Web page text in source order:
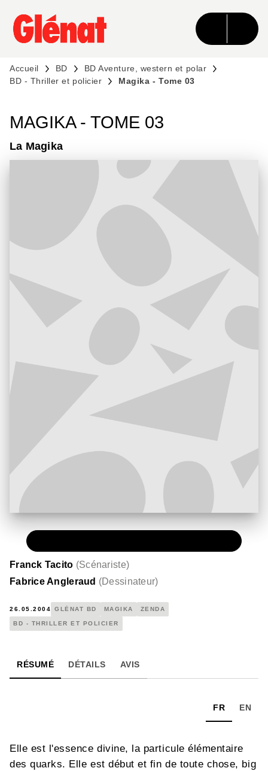
MENU RECHERCHE CONTENU
PIED DE PAGE
Accueil BD
BD Aventure, western et polar
BD - Thriller et policier
Magika - Tome 03
MAGIKA - TOME 03
La Magika
Franck Tacito (Scénariste)
Fabrice Angleraud (Dessinateur)
26.05.2004 GLÉNAT BD MAGIKA ZENDA
BD - THRILLER ET POLICIER
RÉSUMÉ DÉTAILS AVIS
FR EN
Elle est l'essence divine, la particule élémentaire
des quarks. Elle est début et fin de toute chose, big